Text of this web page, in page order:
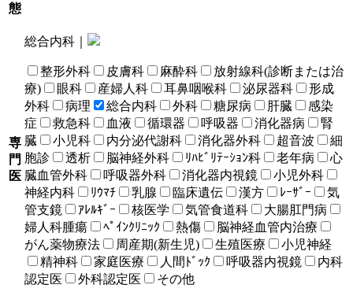
態
専
門
医
総合内科｜
整形外科 皮膚科 麻酔科
放射線科(診断または治
療)
眼科 産婦人科 耳鼻咽喉科 泌尿器科
形成
外科
病理 総合内科 外科 糖尿病 肝臓
感染
症
救急科 血液 循環器 呼吸器 消化器病
腎
臓
小児科 内分泌代謝科 消化器外科 超音波
細
胞診
透析 脳神経外科 ﾘﾊﾋﾞﾘﾃｰｼｮﾝ科 老年病
心
臓血管外科
呼吸器外科 消化器内視鏡
小児外科
神経内科
ﾘｳﾏﾁ 乳腺 臨床遺伝 漢方 ﾚｰｻﾞｰ
気
管支鏡
ｱﾚﾙｷﾞｰ 核医学 気管食道科
大腸肛門病
婦人科腫瘍
ﾍﾟｲﾝｸﾘﾆｯｸ 熱傷
脳神経血管内治療
がん薬物療法
周産期(新生児) 生殖医療
小児神経
精神科
家庭医療 人間ﾄﾞｯｸ 呼吸器内視鏡
内科
認定医
外科認定医 その他